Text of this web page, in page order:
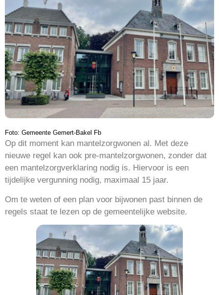
Foto: Gemeente Gemert-Bakel Fb
Op dit moment kan mantelzorgwonen al. Met deze
nieuwe regel kan ook pre-mantelzorgwonen, zonder dat
een mantelzorgverklaring nodig is. Hiervoor is een
tijdelijke vergunning nodig, maximaal 15 jaar.
Om te weten of een plan voor bijwonen past binnen de
regels staat te lezen op de gemeentelijke website.